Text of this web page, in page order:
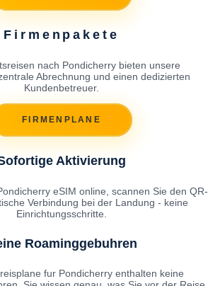
Firmenpakete
nach Pondicherry bieten unsere
Abrechnung und einen dedizierten
Kundenbetreuer.
FIRMENPLANE
Aktivierung
eSIM online, scannen Sie den QR-
Verbindung bei der Landung - keine
Einrichtungsschritte.
Roaminggebuhren
fur Pondicherry enthalten keine